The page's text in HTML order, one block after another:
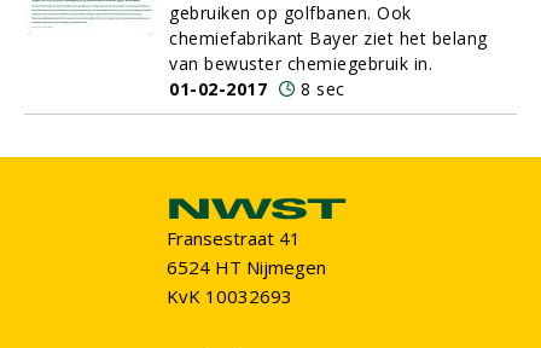
gebruiken op golfbanen. Ook
chemiefabrikant Bayer ziet het belang
van bewuster chemiegebruik in.
01-02-2017
8 sec
Fransestraat 41
6524 HT Nijmegen
KvK 10032693